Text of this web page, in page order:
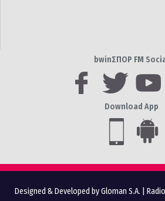
bwinΣΠΟΡ FM
Download App
Designed & Developed by Gloman S.A.